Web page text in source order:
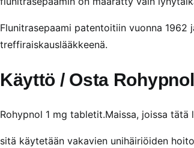
Flunitrasepaami patentoitiin vuonna 1962
treffiraiskauslääkkeenä.
Käyttö / Osta Rohypnol
Rohypnol 1 mg tabletit.Maissa, joissa tätä
sitä käytetään vakavien unihäiriöiden